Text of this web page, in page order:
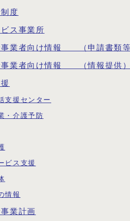
度
ス事業所
事業者向け情報 （申請書類
事業者向け情報 （情報提供
支援センター
・介護予防
ビス支援
情報
業計画